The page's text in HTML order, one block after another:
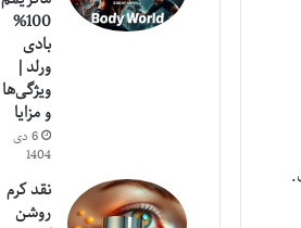
100%
بادی
ورلد |
ویژگی‌ها
و مزایا
6 دی
1404
نقد کرم
روشن